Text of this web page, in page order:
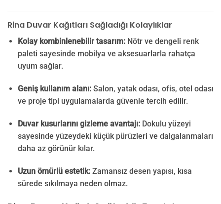
Rina Duvar Kağıtları Sağladığı Kolaylıklar
Kolay kombinlenebilir tasarım:Nötr ve dengeli renk
paleti sayesinde mobilya ve aksesuarlarla rahatça
uyum sağlar.
Geniş kullanım alanı:Salon, yatak odası, ofis, otel odası
ve proje tipi uygulamalarda güvenle tercih edilir.
Duvar kusurlarını gizleme avantajı:Dokulu yüzeyi
sayesinde yüzeydeki küçük pürüzleri ve dalgalanmaları
daha az görünür kılar.
Uzun ömürlü estetik:Zamansız desen yapısı, kısa
sürede sıkılmaya neden olmaz.